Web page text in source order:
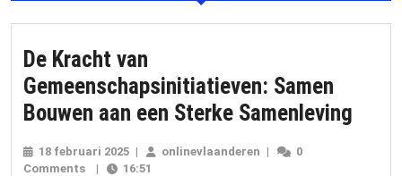
De Kracht van
Gemeenschapsinitiatieven: Samen
Bouwen aan een Sterke Samenleving
18 februari 2025 18
februari
| onlinevlaanderen onlinevlaanderen
|
0
Comments
| 16:51